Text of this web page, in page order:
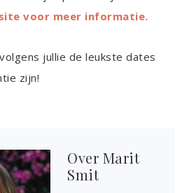
voor meer informatie.
jullie de leukste dates
zijn!
Over Marit
Smit